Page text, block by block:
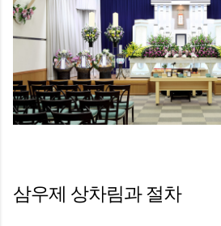
삼우제 상차림과 절차